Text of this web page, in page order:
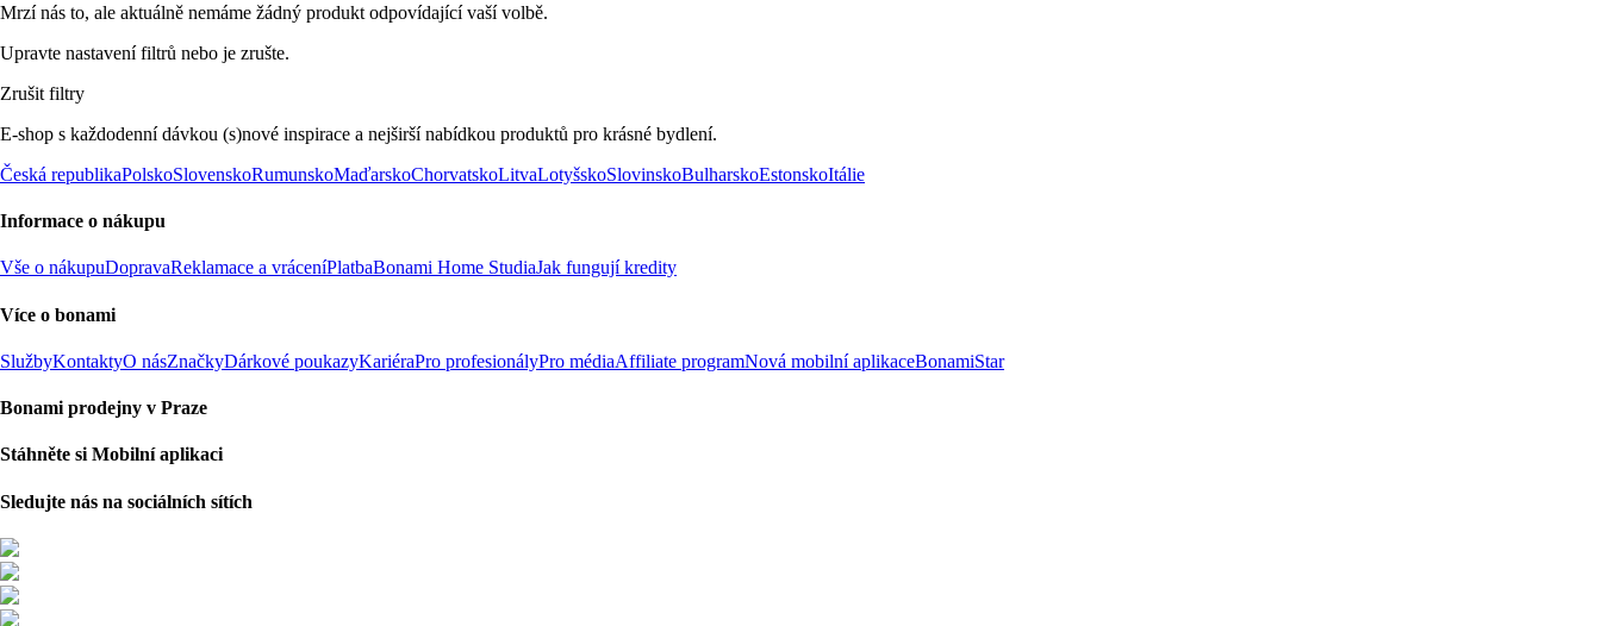
Mrzí nás to, ale aktuálně nemáme žádný produkt odpovídající vaší volbě.
Upravte nastavení filtrů nebo je zrušte.
Zrušit filtry
E-shop s každodenní dávkou (s)nové inspirace a nejširší nabídkou produktů pro krásné bydlení.
Česká republikaPolskoSlovenskoRumunskoMaďarskoChorvatskoLitvaLotyšskoSlovinskoBulharskoEstonskoItálie
Informace o nákupu
Vše o nákupuDopravaReklamace a vráceníPlatbaBonami Home StudiaJak fungují kredity
Více o bonami
SlužbyKontaktyO násZnačkyDárkové poukazyKariéraPro profesionályPro médiaAffiliate programNová mobilní aplikaceBonamiStar
Bonami prodejny v Praze
Stáhněte si Mobilní aplikaci
Sledujte nás na sociálních sítích